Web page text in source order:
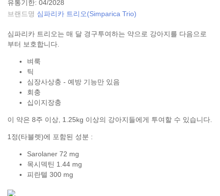
유통기한: 04/2028
브랜드명 심파리카 트리오(Simparica Trio)
심파리카 트리오는 매 달 경구투여하는 약으로 강아지를 다음으로
부터 보호합니다.
벼룩
틱
심장사상충 - 예방 기능만 있음
회충
십이지장충
이 약은 8주 이상, 1.25kg 이상의 강아지들에게 투여할 수 있습니다.
1정(타블렛)에 포함된 성분 :
Sarolaner 72 mg
목시덱틴 1.44 mg
피란텔 300 mg